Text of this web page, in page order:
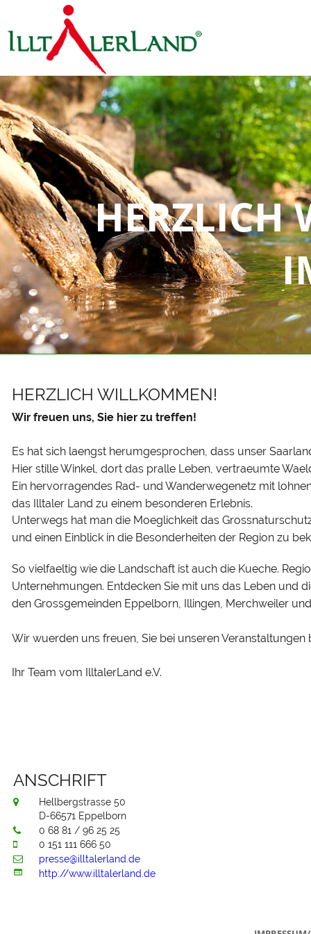
HERZLICH WILLKOMMEN!
Wir freuen uns, Sie hier zu treffen!
Es hat sich laengst herumgesprochen, dass unser
Hier stille Winkel, dort das pralle Leben, vertraeumte
Ein hervorragendes Rad- und Wanderwegenetz mit
das Illtaler Land zu einem besonderen Erlebnis.
Unterwegs hat man die Moeglichkeit das
und einen Einblick in die Besonderheiten der Region zu
So vielfaeltig wie die Landschaft ist auch die Kueche.
Unternehmungen. Entdecken Sie mit uns das Leben und
den Grossgemeinden Eppelborn, Illingen, Merchweiler
Wir wuerden uns freuen, Sie bei unseren
Ihr Team vom IlltalerLand e.V.
ANSCHRIFT

Hellbergstrasse 50
D-66571 Eppelborn
 0 68 81 / 96 25 25
 0 151 111 666 50
 presse@illtalerland.de
 http://www.illtalerland.de
HERZLICH